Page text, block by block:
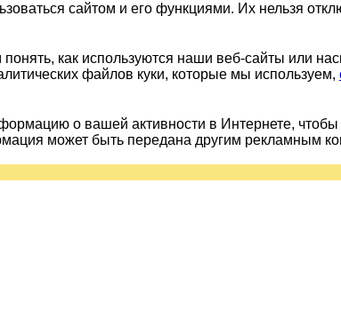
сайтом и его функциями. Их нельзя
как используются наши веб-сайты или
файлов куки, которые мы используем,
о вашей активности в Интернете,
может быть передана другим рекламным